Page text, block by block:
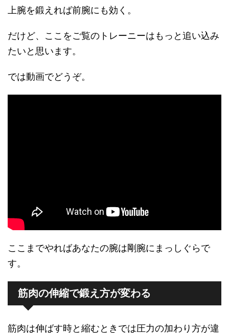
上腕を鍛えれば前腕にも効く。
だけど、ここをご覧のトレーニーはもっと追い込み
たいと思います。
では動画でどうぞ。
ここまでやればあなたの腕は剛腕にまっしぐらで
す。
筋肉の伸縮で鍛え方が変わる
筋肉は伸ばす時と縮むときでは圧力の加わり方が違